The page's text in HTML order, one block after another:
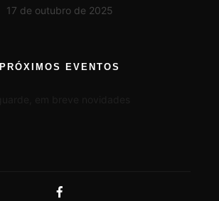
17 de outubro de 2025
PRÓXIMOS EVENTOS